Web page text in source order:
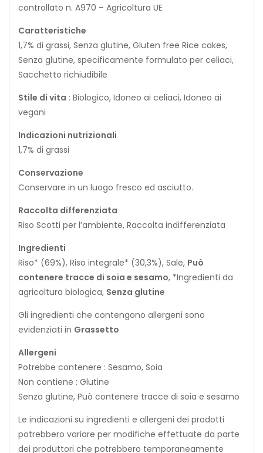
controllato n. A970 – Agricoltura UE
Caratteristiche
1,7% di grassi, Senza glutine, Gluten free Rice cakes,
Senza glutine, specificamente formulato per celiaci,
Sacchetto richiudibile
Stile di vita : Biologico, Idoneo ai celiaci, Idoneo ai
vegani
Indicazioni nutrizionali
1,7% di grassi
Conservazione
Conservare in un luogo fresco ed asciutto.
Raccolta differenziata
Riso Scotti per l’ambiente, Raccolta indifferenziata
Ingredienti
Riso* (69%), Riso integrale* (30,3%), Sale, Può
contenere tracce di soia e sesamo, *Ingredienti da
agricoltura biologica, Senza glutine
Gli ingredienti che contengono allergeni sono
evidenziati in Grassetto
Allergeni
Potrebbe contenere : Sesamo, Soia
Non contiene : Glutine
Senza glutine, Può contenere tracce di soia e sesamo
Le indicazioni su ingredienti e allergeni dei prodotti
potrebbero variare per modifiche effettuate da parte
dei produttori che potrebbero temporaneamente